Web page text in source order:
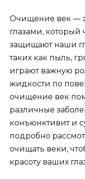
Очищение век —
глазами, который
защищают наши
таких как пыль,
играют важную
жидкости по
очищение век
различные
конъюнктивит и
подробно
очищать веки,
красоту ваших